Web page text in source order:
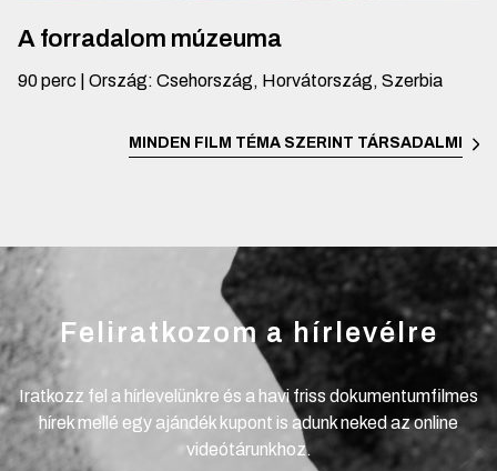
A forradalom múzeuma
90perc Ország: Csehország, Horvátország, Szerbia
MINDEN FILM TÉMA SZERINT TÁRSADALMI
Feliratkozom a hírlevélre
Iratkozz fel a hírlevelünkre és a havi friss dokumentumfilmes
hírek mellé egy ajándék kupont is adunk neked az online
videótárunkhoz.